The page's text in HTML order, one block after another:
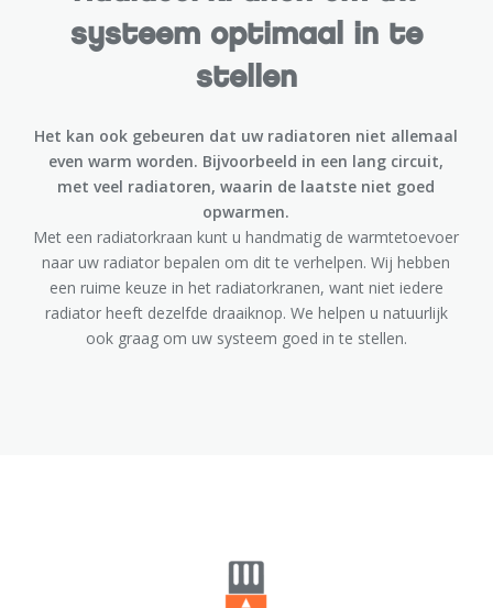
systeem optimaal in te
stellen
Het kan ook gebeuren dat uw radiatoren niet allemaal
even warm worden. Bijvoorbeeld in een lang circuit,
met veel radiatoren, waarin de laatste niet goed
opwarmen.
Met een radiatorkraan kunt u handmatig de warmtetoevoer
naar uw radiator bepalen om dit te verhelpen. Wij hebben
een ruime keuze in het radiatorkranen, want niet iedere
radiator heeft dezelfde draaiknop. We helpen u natuurlijk
ook graag om uw systeem goed in te stellen.